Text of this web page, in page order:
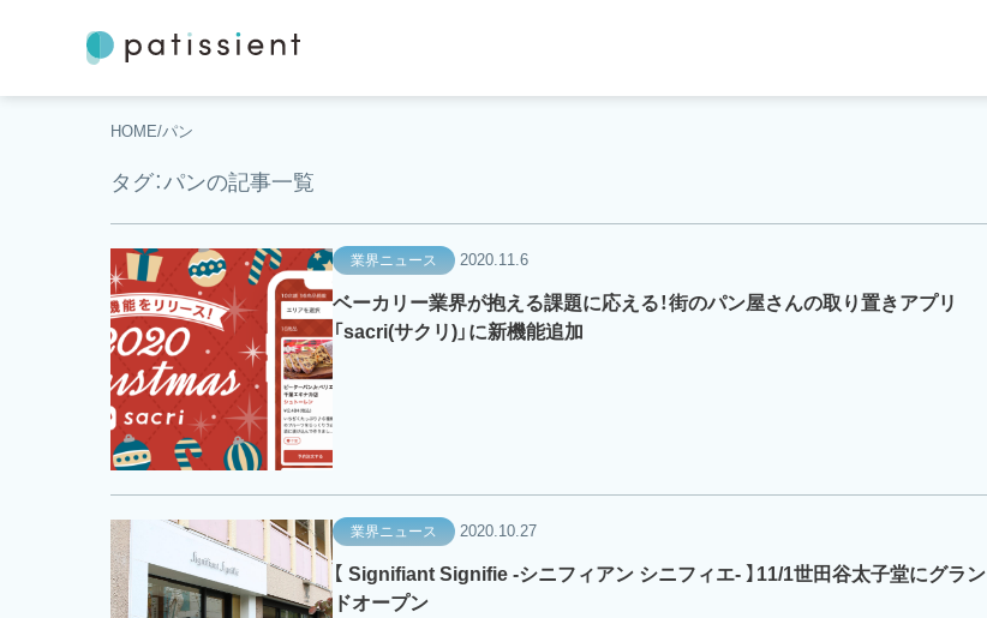
HOME パン
タグ：パンの記事一覧
業界ニュース 2020.11.6
ベーカリー業界が抱える課題に応える！街のパン屋さんの取り置きアプリ
「sacri(サクリ)」に新機能追加
業界ニュース 2020.10.27
【 Signifiant Signifie -シニフィアン シニフィエ- 】11/1世田谷太子堂にグラン
ドオープン